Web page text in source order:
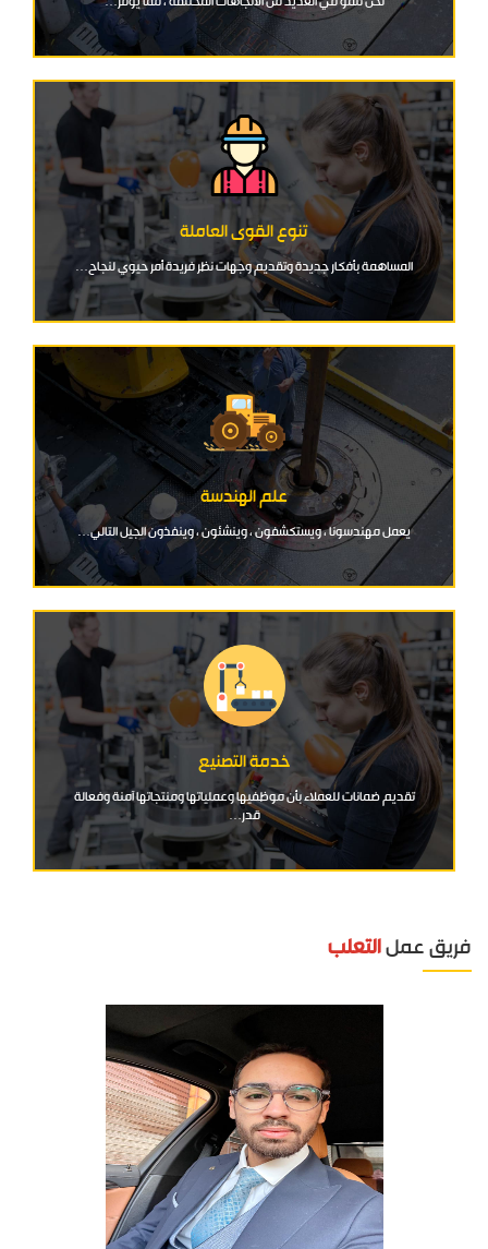
تنوع القوى العاملة
المساهمة بأفكار جديدة وتقديم وجهات نظر فريدة أمر حيوي لنجاح…
علم الهندسة
يعمل مهندسونا ، ويستكشفون ، وينشئون ، وينفذون الجيل التالي…
خدمة التصنيع
تقديم ضمانات للعملاء بأن موظفيها وعملياتها ومنتجاتها آمنة وفعالة
قدر…
فريق عمل التعلب